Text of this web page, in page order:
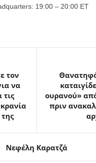
19:00 – 20:00 ET
τον
να
τις
ουρανού»
πριν
Νεφέλη Καρατζά